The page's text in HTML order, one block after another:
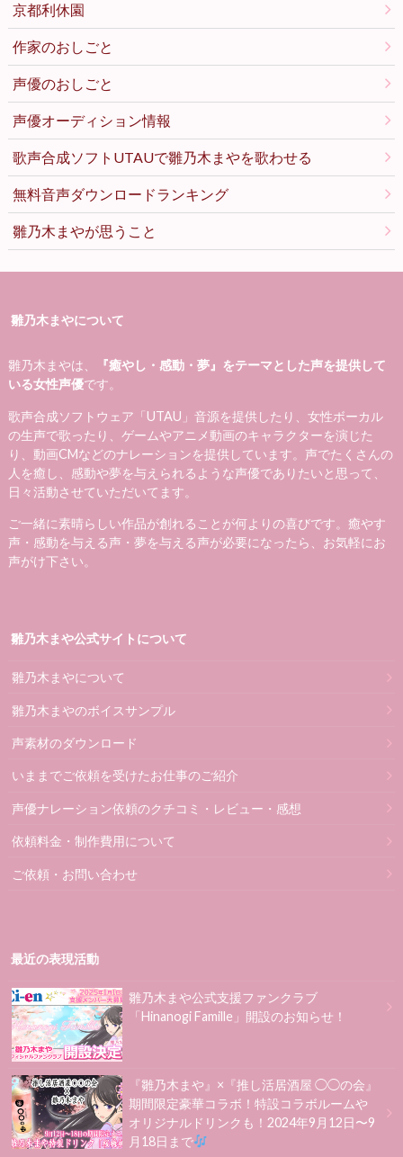
京都利休園
作家のおしごと
声優のおしごと
声優オーディション情報
歌声合成ソフトUTAUで雛乃木まやを歌わせる
無料音声ダウンロードランキング
雛乃木まやが思うこと
雛乃木まやについて
雛乃木まやは、
『癒やし・感動・夢』をテーマとした声を提供して
いる女性声優です。
歌声合成ソフトウェア「UTAU」音源を提供したり、女性ボーカル
の生声で歌ったり、ゲームやアニメ動画のキャラクターを演じた
り、動画CMなどのナレーションを提供しています。声でたくさんの
人を癒し、感動や夢を与えられるような声優でありたいと思って、
日々活動させていただいてます。
ご一緒に素晴らしい作品が創れることが何よりの喜びです。癒やす
声・感動を与える声・夢を与える声が必要になったら、お気軽にお
声がけ下さい。
雛乃木まや公式サイトについて
雛乃木まやについて
雛乃木まやのボイスサンプル
声素材のダウンロード
いままでご依頼を受けたお仕事のご紹介
声優ナレーション依頼のクチコミ・レビュー・感想
依頼料金・制作費用について
ご依頼・お問い合わせ
最近の表現活動
雛乃木まや公式支援ファンクラブ
「Hinanogi Famille」開設のお知らせ！
『雛乃木まや』×『推し活居酒屋 ◯◯の会』
期間限定豪華コラボ！特設コラボルームや
オリジナルドリンクも！2024年9月12日〜9
月18日まで